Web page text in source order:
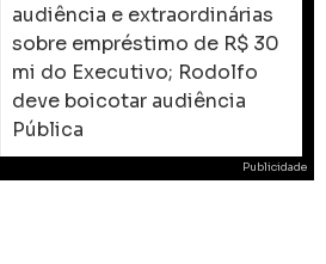
audiência e extraordinárias
sobre empréstimo de R$ 30
mi do Executivo; Rodolfo
deve boicotar audiência
Pública
Publicidade